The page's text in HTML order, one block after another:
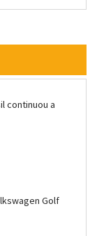
continuou a
Golf